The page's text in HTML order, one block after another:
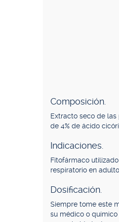
Composición.
Extracto seco de las
de 4% de ácido
Indicaciones.
Fitofármaco
respiratorio en
Dosificación.
Siempre tome este
su médico o